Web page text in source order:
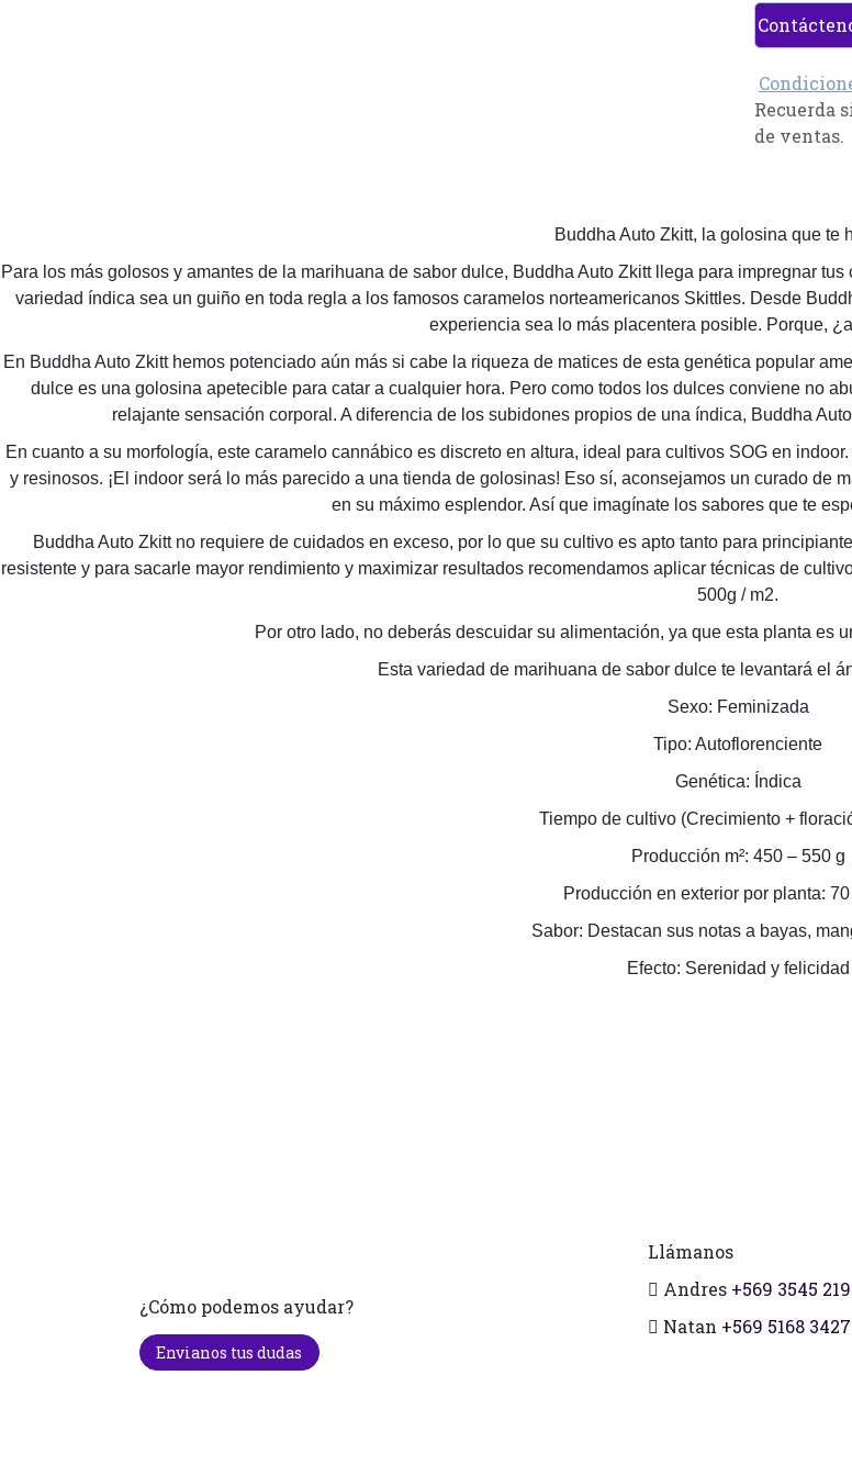
Recuerda
de ventas.
Buddha Auto Zkitt, la golosina que te
Para los más golosos y amantes de la marihuana de sabor dulce, Buddha Auto Zkitt llega para impregnar
variedad índica sea un guiño en toda regla a los famosos caramelos norteamericanos Skittles. Desde
experiencia sea lo más placentera posible. Porque,
En Buddha Auto Zkitt hemos potenciado aún más si cabe la riqueza de matices de esta genética popular
dulce es una golosina apetecible para catar a cualquier hora. Pero como todos los dulces conviene no
relajante sensación corporal. A diferencia de los subidones propios de una índica, Buddha
En cuanto a su morfología, este caramelo cannábico es discreto en altura, ideal para cultivos SOG en
y resinosos. ¡El indoor será lo más parecido a una tienda de golosinas! Eso sí, aconsejamos un curado de
en su máximo esplendor. Así que imagínate los sabores que te
Buddha Auto Zkitt no requiere de cuidados en exceso, por lo que su cultivo es apto tanto para
resistente y para sacarle mayor rendimiento y maximizar resultados recomendamos aplicar técnicas de
500g / m2.
Por otro lado, no deberás descuidar su alimentación, ya que esta planta es
Esta variedad de marihuana de sabor dulce te levantará el
Sexo: Feminizada
Tipo: Autoflorenciente
Genética: Índica
Tiempo de cultivo (Crecimiento +
Producción m²: 450 – 550 g
Producción en exterior por planta:
Sabor: Destacan sus notas a bayas,
Efecto: Serenidad y felicidad
¿Cómo podemos ayudar?
Envianos tus dudas
Llámanos
Andres +569 3545
Natan +569 5168 3427